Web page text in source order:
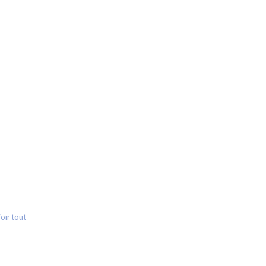
tout